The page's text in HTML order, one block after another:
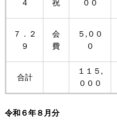
４
祝
００
７．２
９
会
費
５,００
０
合計
１１５,
０００
令和６年８月分